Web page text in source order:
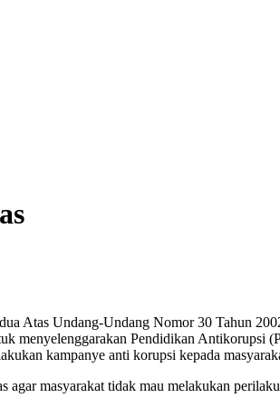
Atas Undang-Undang Nomor 30 Tahun
menyelenggarakan Pendidikan Antikorupsi
kampanye anti korupsi kepada
agar masyarakat tidak mau melakukan